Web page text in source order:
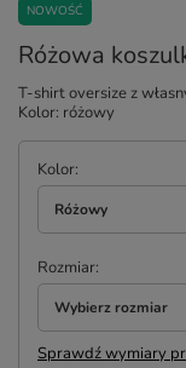
NOWOŚĆ
Różowa
T-shirt oversize z
Kolor: różowy
Kolor
Różowy
Rozmiar
Wybierz rozmiar
Sprawdź wymiary